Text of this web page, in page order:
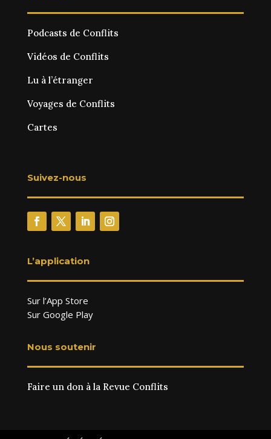
Podcasts de Conflits
Vidéos de Conflits
Lu à l’étranger
Voyages de Conflits
Cartes
Suivez-nous
L’application
Sur l’App Store
Sur Google Play
Nous soutenir
Faire un don à la Revue Conflits